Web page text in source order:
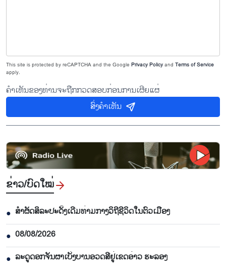
This site is protected by reCAPTCHA and the Google Privacy Policyand Terms of Service
apply.
ຄຳເຫັນຂອງທ່ານຈະຖືກກວດສອບກ່ອນການເຜີຍແຜ່
ສົ່ງຄຳເຫັນ
ຂ່າວ/ບົດ​ໃໝ່
● ສຳຜັດສິລະປະດັ້ງເດີມທ່າມກາງວິຖີຊີວິດໃນຕົວເມືອງ
● 08/08/2026
● ລະດູດອກຈັນຜາເບັ່ງບານອວດສີຢູ່ເຂດອ່າວ ຮະລອງ